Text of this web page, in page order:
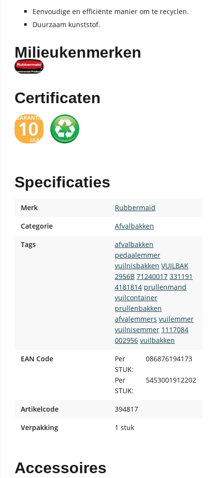
Eenvoudige en efficiënte manier om te recyclen.
Duurzaam kunststof.
Milieukenmerken
Certificaten
Specificaties
Merk
Rubbermaid
Categorie
Afvalbakken
Tags
afvalbakken
pedaalemmer
vuilnisbakken VUILBAK
2956B 71240017 331191
4181814 prullenmand
vuilcontainer
prullenbakken
afvalemmers vuilemmer
vuilnisemmer 1117084
002956 vuilbakken
EAN Code
Per
STUK:
086876194173
Per
STUK:
5453001912202
Artikelcode
394817
Verpakking
1 stuk
Accessoires